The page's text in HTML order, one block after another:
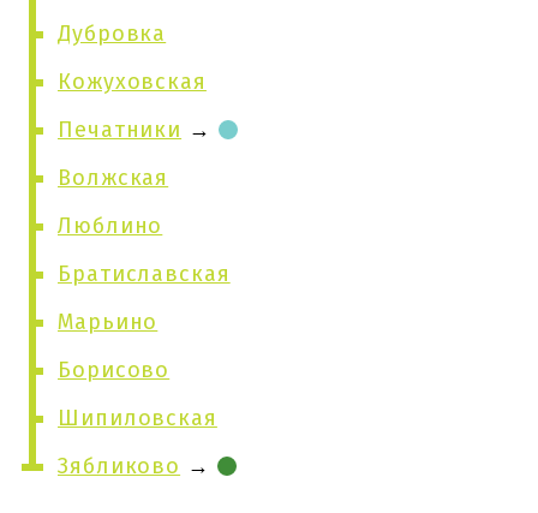
Дубровка
Кожуховская
Печатники →
Волжская
Люблино
Братиславская
Марьино
Борисово
Шипиловская
Зябликово →